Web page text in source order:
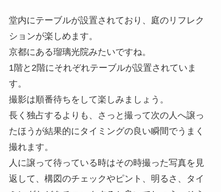
堂内にテーブルが設置されており、庭のリフレク
ションが楽しめます。
京都にある瑠璃光院みたいですね。
1階と2階にそれぞれテーブルが設置されていま
す。
撮影は順番待ちをして楽しみましょう。
長く独占するよりも、さっと撮って次の人へ譲っ
たほうが結果的にタイミングの良い瞬間でうまく
撮れます。
人に譲って待っている時はその時撮った写真を見
返して、構図のチェックやピント、明るさ、タイ